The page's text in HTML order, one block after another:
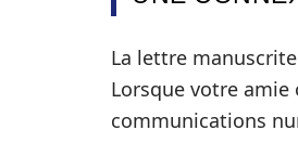
La lettre
Lorsque votre
communications